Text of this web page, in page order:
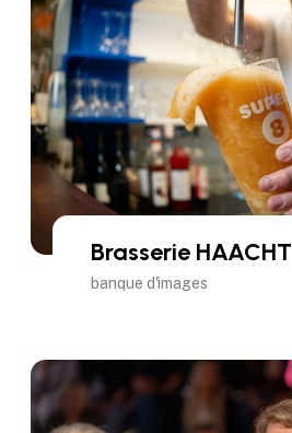
Brasserie HAACHT
banque d'images